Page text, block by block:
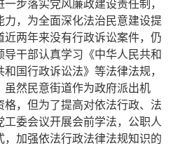
步落实党风廉政建设责任制，
，为全面深化法治民意建设提
两年来没有行政诉讼案件，仍
干部认真学习《中华人民共和
国行政诉讼法》等法律法规，
然民意街道作为政府派出机
，但为了提高对依法行政、法
委会议开展会前学法，公职人
加强依法行政法律法规知识的